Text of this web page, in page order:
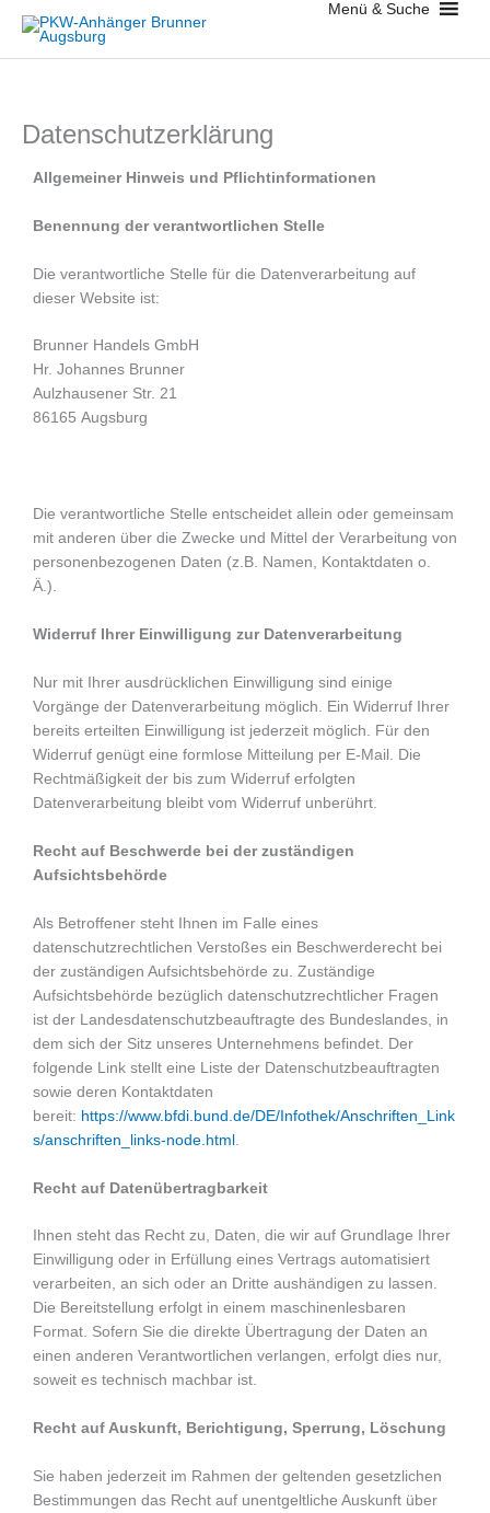
Inhalt
springen
Menü & Suche
Datenschutzerklärung
Allgemeiner Hinweis und Pflichtinformationen
Benennung der verantwortlichen Stelle
Die verantwortliche Stelle für die Datenverarbeitung auf
dieser Website ist:
Brunner Handels GmbH
Hr. Johannes Brunner
Aulzhausener Str. 21
86165 Augsburg
Die verantwortliche Stelle entscheidet allein oder gemeinsam
mit anderen über die Zwecke und Mittel der Verarbeitung von
personenbezogenen Daten (z.B. Namen, Kontaktdaten o.
Ä.).
Widerruf Ihrer Einwilligung zur Datenverarbeitung
Nur mit Ihrer ausdrücklichen Einwilligung sind einige
Vorgänge der Datenverarbeitung möglich. Ein Widerruf Ihrer
bereits erteilten Einwilligung ist jederzeit möglich. Für den
Widerruf genügt eine formlose Mitteilung per E-Mail. Die
Rechtmäßigkeit der bis zum Widerruf erfolgten
Datenverarbeitung bleibt vom Widerruf unberührt.
Recht auf Beschwerde bei der zuständigen
Aufsichtsbehörde
Als Betroffener steht Ihnen im Falle eines
datenschutzrechtlichen Verstoßes ein Beschwerderecht bei
der zuständigen Aufsichtsbehörde zu. Zuständige
Aufsichtsbehörde bezüglich datenschutzrechtlicher Fragen
ist der Landesdatenschutzbeauftragte des Bundeslandes, in
dem sich der Sitz unseres Unternehmens befindet. Der
folgende Link stellt eine Liste der Datenschutzbeauftragten
sowie deren Kontaktdaten
bereit: https://www.bfdi.bund.de/DE/Infothek/Anschriften_Link
s/anschriften_links-node.html
Recht auf Datenübertragbarkeit
Ihnen steht das Recht zu, Daten, die wir auf Grundlage Ihrer
Einwilligung oder in Erfüllung eines Vertrags automatisiert
verarbeiten, an sich oder an Dritte aushändigen zu lassen.
Die Bereitstellung erfolgt in einem maschinenlesbaren
Format. Sofern Sie die direkte Übertragung der Daten an
einen anderen Verantwortlichen verlangen, erfolgt dies nur,
soweit es technisch machbar ist.
Recht auf Auskunft, Berichtigung, Sperrung, Löschung
Sie haben jederzeit im Rahmen der geltenden gesetzlichen
Bestimmungen das Recht auf unentgeltliche Auskunft über